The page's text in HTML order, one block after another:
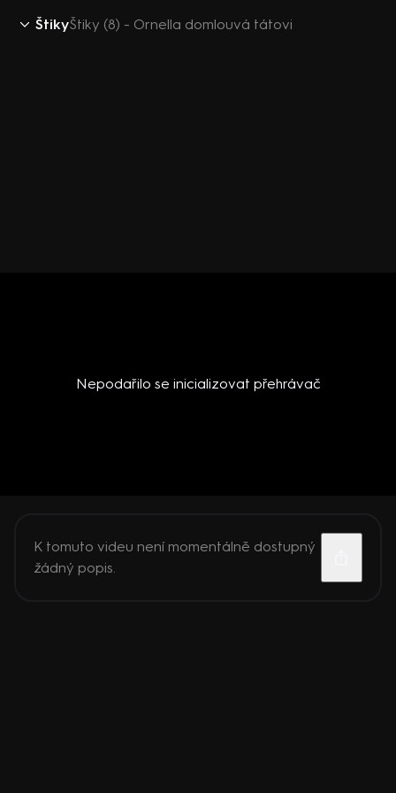
ŠtikyŠtiky (8) - Ornella domlouvá tátovi
Nepodařilo se inicializovat přehrávač
K tomuto videu není momentálně dostupný
žádný popis.